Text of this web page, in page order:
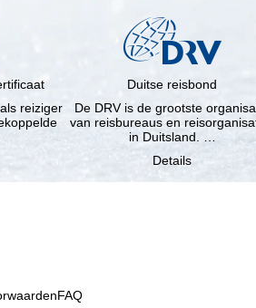
reiziger
Duitse reisbond
De DRV is de grootste
van reisbureaus en
in Duitsland. …
Details
FAQ